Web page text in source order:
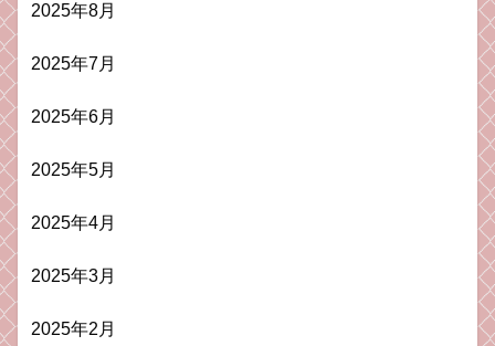
2025年8月
2025年7月
2025年6月
2025年5月
2025年4月
2025年3月
2025年2月